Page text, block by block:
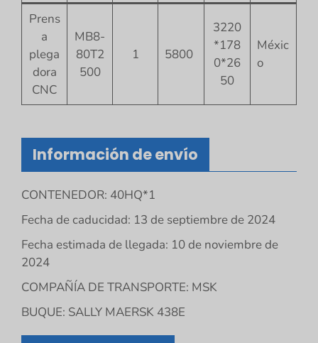
Prens
a
plega
dora
CNC
MB8-
80T2
500
1 5800
3220
*178
0*26
50
Méxic
o
Información de envío
CONTENEDOR: 40HQ*1
Fecha de caducidad: 13 de septiembre de 2024
Fecha estimada de llegada: 10 de noviembre de
2024
COMPAÑÍA DE TRANSPORTE: MSK
BUQUE: SALLY MAERSK 438E